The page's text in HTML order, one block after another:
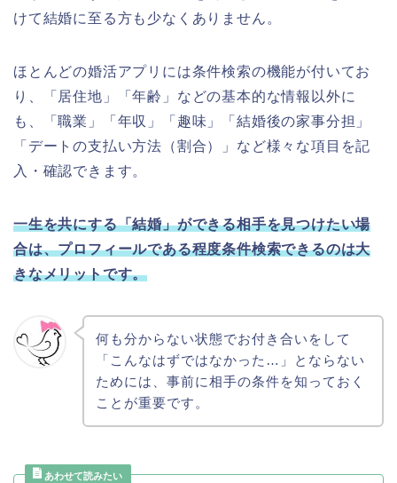
けて結婚に至る方も少なくありません。
ほとんどの婚活アプリには条件検索の機能が付いてお
り、「居住地」「年齢」などの基本的な情報以外に
も、「職業」「年収」「趣味」「結婚後の家事分担」
「デートの支払い方法（割合）」など様々な項目を記
入・確認できます。
一生を共にする「結婚」ができる相手を見つけたい場
合は、プロフィールである程度条件検索できるのは大
きなメリットです。
何も分からない状態でお付き合いをして
「こんなはずではなかった…」とならない
ためには、事前に相手の条件を知っておく
ことが重要です。